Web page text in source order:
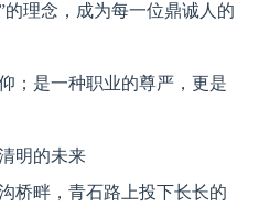
理念，成为每一位鼎诚人的
；是一种职业的尊严，更是
明的未来
桥畔，青石路上投下长长的